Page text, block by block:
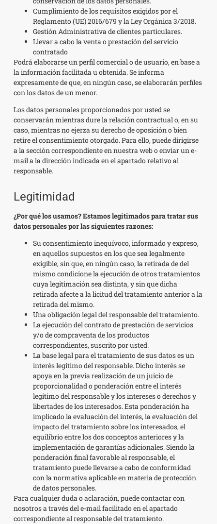
Cumplimiento de los requisitos exigidos por el
Reglamento (UE) 2016/679 y la Ley Orgánica 3/2018.
Gestión Administrativa de clientes particulares.
Llevar a cabo la venta o prestación del servicio
contratado
Podrá elaborarse un perfil comercial o de usuario, en base a
la información facilitada u obtenida. Se informa
expresamente de que, en ningún caso, se elaborarán perfiles
con los datos de un menor.
Los datos personales proporcionados por usted se
conservarán mientras dure la relación contractual o, en su
caso, mientras no ejerza su derecho de oposición o bien
retire el consentimiento otorgado. Para ello, puede dirigirse
a la sección correspondiente en nuestra web o enviar un e-
mail a la dirección indicada en el apartado relativo al
responsable.
Legitimidad
¿Por qué los usamos? Estamos legitimados para tratar sus
datos personales por las siguientes razones:
Su consentimiento inequívoco, informado y expreso,
en aquellos supuestos en los que sea legalmente
exigible, sin que, en ningún caso, la retirada de del
mismo condicione la ejecución de otros tratamientos
cuya legitimación sea distinta, y sin que dicha
retirada afecte a la licitud del tratamiento anterior a la
retirada del mismo.
Una obligación legal del responsable del tratamiento.
La ejecución del contrato de prestación de servicios
y/o de compraventa de los productos
correspondientes, suscrito por usted.
La base legal para el tratamiento de sus datos es un
interés legítimo del responsable. Dicho interés se
apoya en la previa realización de un juicio de
proporcionalidad o ponderación entre el interés
legítimo del responsable y los intereses o derechos y
libertades de los interesados. Esta ponderación ha
implicado la evaluación del interés, la evaluación del
impacto del tratamiento sobre los interesados, el
equilibrio entre los dos conceptos anteriores y la
implementación de garantías adicionales. Siendo la
ponderación final favorable al responsable, el
tratamiento puede llevarse a cabo de conformidad
con la normativa aplicable en materia de protección
de datos personales.
Para cualquier duda o aclaración, puede contactar con
nosotros a través del e-mail facilitado en el apartado
correspondiente al responsable del tratamiento.